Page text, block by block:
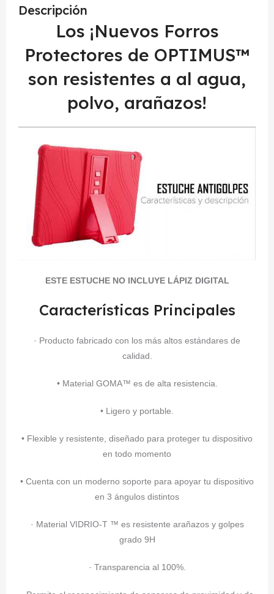
Descripción
Los ¡Nuevos Forros
Protectores de OPTIMUS™
son resistentes a al agua,
polvo, arañazos!
ESTE ESTUCHE NO INCLUYE LÁPIZ DIGITAL
Características Principales
· Producto fabricado con los más altos estándares de
calidad.
• Material GOMA™ es de alta resistencia.
• Ligero y portable.
• Flexible y resistente, diseñado para proteger tu dispositivo
en todo momento
• Cuenta con un moderno soporte para apoyar tu dispositivo
en 3 ángulos distintos
· Material VIDRIO-T ™ es resistente arañazos y golpes
grado 9H
· Transparencia al 100%.